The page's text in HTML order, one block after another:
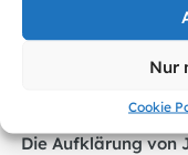
Nur
Cookie
Einreichungen
Schüler zum
bewegen und
Die Aufklärung von